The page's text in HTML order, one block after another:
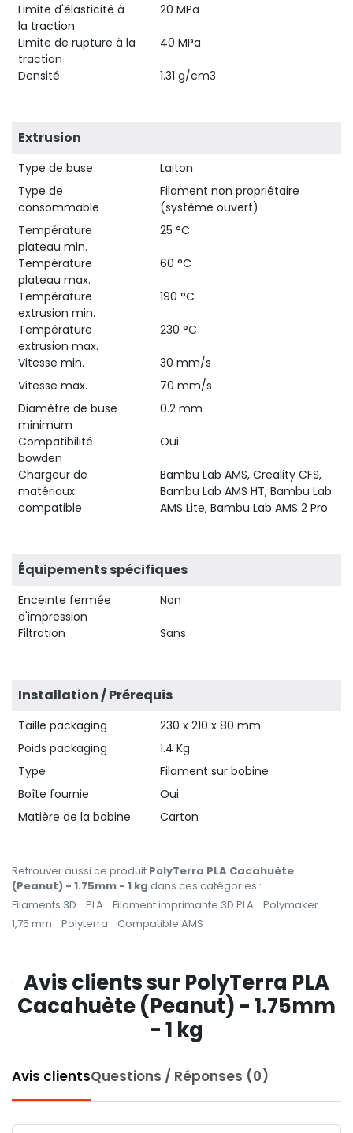
Limite d'élasticité à
la traction
20 MPa
Limite de rupture à la
traction
40 MPa
Densité 1.31 g/cm3
Extrusion
Type de buse
Laiton
Type de
consommable
Filament non propriétaire
(système ouvert)
Température
plateau min.
25 °C
Température
plateau max.
60 °C
Température
extrusion min.
190 °C
Température
extrusion max.
230 °C
Vitesse min.
30 mm/s
Vitesse max.
70 mm/s
Diamètre de buse
minimum
0.2 mm
Compatibilité
bowden
Oui
Chargeur de
matériaux
compatible
Bambu Lab AMS, Creality CFS,
Bambu Lab AMS HT, Bambu Lab
AMS Lite, Bambu Lab AMS 2 Pro
Équipements spécifiques
Enceinte fermée
d'impression
Non
Filtration Sans
Installation / Prérequis
Taille packaging
230 x 210 x 80 mm
Poids packaging
1.4 Kg
Type
Filament sur bobine
Boîte fournie
Oui
Matière de la bobine
Carton
Retrouver aussi ce produit PolyTerra PLA Cacahuète
(Peanut) - 1.75mm - 1 kg dans ces catégories :
Filaments 3D
PLA Filament imprimante 3D PLA
Polymaker
1,75 mm
Polyterra Compatible AMS
Avis clients sur PolyTerra PLA
Cacahuète (Peanut) - 1.75mm
- 1 kg
Avis clientsQuestions / Réponses (0)